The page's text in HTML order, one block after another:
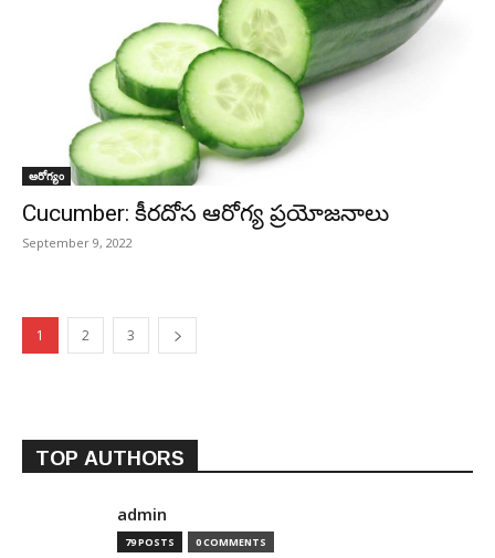
ఆరోగ్యం
Cucumber: కీరదోస ఆరోగ్య ప్రయోజనాలు
September 9, 2022
1 2 3
TOP AUTHORS
admin
79 POSTS 0 COMMENTS